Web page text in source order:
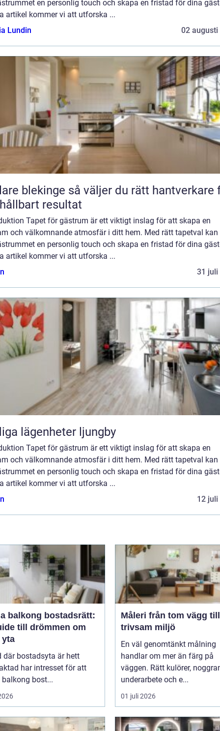
en personlig touch och skapa en fristad för dina
artikel kommer vi att utforska ...
Lundin
02 augusti
så väljer du rätt hantverkare för
resultat
Tapet för gästrum är ett viktigt inslag för att skapa en
och välkomnande atmosfär i ditt hem. Med rätt tapetval kan
en personlig touch och skapa en fristad för dina
artikel kommer vi att utforska ...
31 juli
lägenheter ljungby
Tapet för gästrum är ett viktigt inslag för att skapa en
och välkomnande atmosfär i ditt hem. Med rätt tapetval kan
en personlig touch och skapa en fristad för dina
artikel kommer vi att utforska ...
12 juli
balkong bostadsrätt:
till drömmen om
yta
där bostadsyta är hett
har intresset för att
bost...
Måleri från tom vägg till
trivsam miljö
En väl genomtänkt målning
handlar om mer än färg på
väggen. Rätt kulörer,
underarbete och e...
01 juli 2026